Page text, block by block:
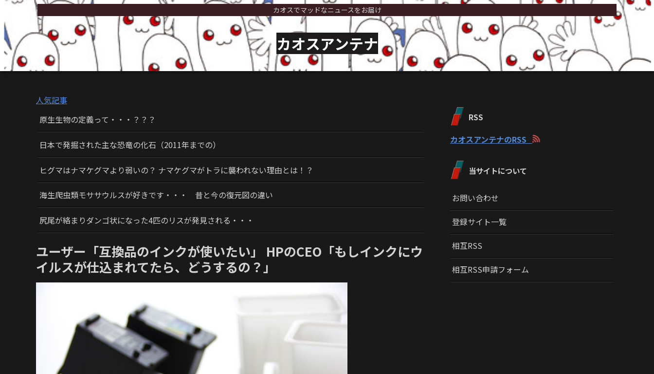
カオスでマッドなニュースをお届け
カオスアンテナ
人気記事
原生生物の定義って・・・？？？
日本で発掘された主な恐竜の化石（2011年までの）
ヒグマはナマケグマより弱いの？ ナマケグマがトラに襲われない理由とは！？
海生爬虫類モササウルスが好きです・・・ 昔と今の復元図の違い
尻尾が絡まりダンゴ状になった4匹のリスが発見される・・・
ユーザー「互換品のインクが使いたい」 HPのCEO「もしインクにウ
イルスが仕込まれてたら、どうするの？」
RSS
カオスアンテナのRSS
当サイトについて
お問い合わせ
登録サイト一覧
相互RSS
相互RSS申請フォーム